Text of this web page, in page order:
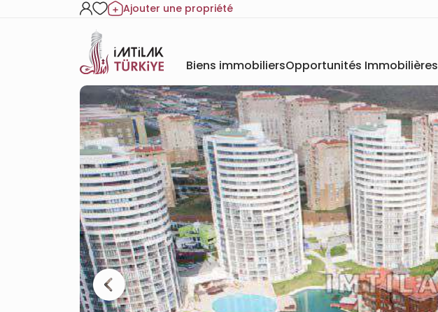
Ajouter une propriété
Biens immobiliersOpportunités Immobilières